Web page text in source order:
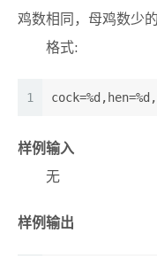
鸡数相同，母鸡数少
格式:
1
样例输入
无
样例输出